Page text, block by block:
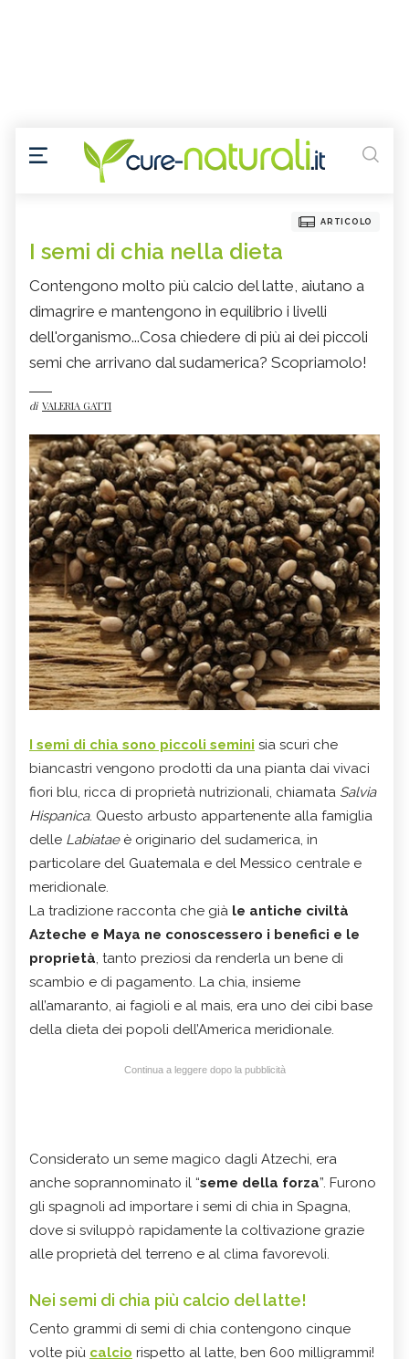
ARTICOLO
I semi di chia nella dieta
Contengono molto più calcio del latte, aiutano a
dimagrire e mantengono in equilibrio i livelli
dell'organismo...Cosa chiedere di più ai dei piccoli
semi che arrivano dal sudamerica? Scopriamolo!
di VALERIA GATTI
I semi di chia sono piccoli semini sia scuri che
biancastri vengono prodotti da una pianta dai vivaci
fiori blu, ricca di proprietà nutrizionali, chiamata Salvia
Hispanica. Questo arbusto appartenente alla famiglia
delle Labiataeè originario del sudamerica, in
particolare del Guatemala e del Messico centrale e
meridionale.
La tradizione racconta che già le antiche civiltà
Azteche e Maya ne conoscessero i benefici e le
proprietà, tanto preziosi da renderla un bene di
scambio e di pagamento. La chia, insieme
all’amaranto, ai fagioli e al mais, era uno dei cibi base
della dieta dei popoli dell’America meridionale.
Continua a leggere dopo la pubblicità
Considerato un seme magico dagli Atzechi, era
anche soprannominato il “seme della forza”. Furono
gli spagnoli ad importare i semi di chia in Spagna,
dove si sviluppò rapidamente la coltivazione grazie
alle proprietà del terreno e al clima favorevoli.
Nei semi di chia più calcio del latte!
Cento grammi di semi di chia contengono cinque
volte più calcio rispetto al latte, ben 600 milligrammi!